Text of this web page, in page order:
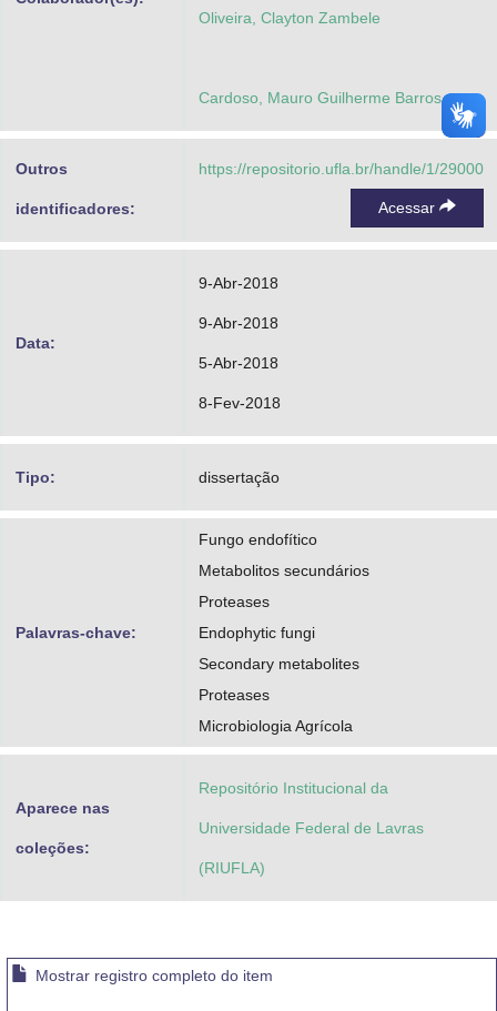
Oliveira, Clayton Zambele
Cardoso, Mauro Guilherme Barros
Outros
identificadores:
https://repositorio.ufla.br/handle/1/29000
Acessar
Data:
9-Abr-2018
9-Abr-2018
5-Abr-2018
8-Fev-2018
Tipo: dissertação
Palavras-chave:
Fungo endofítico
Metabolitos secundários
Proteases
Endophytic fungi
Secondary metabolites
Proteases
Microbiologia Agrícola
Aparece nas
coleções:
Repositório Institucional da
Universidade Federal de Lavras
(RIUFLA)
Mostrar registro completo do item